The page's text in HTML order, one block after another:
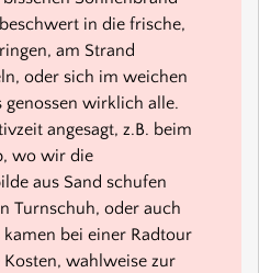
in die frische,
am Strand
oder sich im weichen
genossen wirklich alle.
angesagt, z.B. beim
wo wir die
aus Sand schufen
Turnschuh, oder auch
bei einer Radtour
wahlweise zur